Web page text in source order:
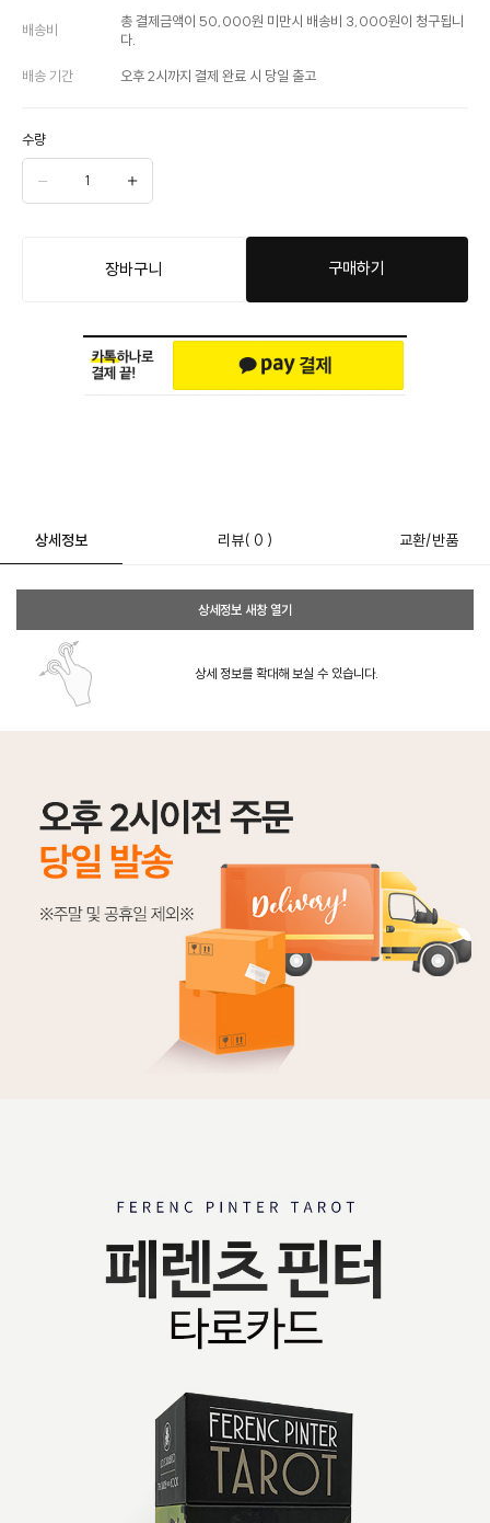
배송비
총 결제금액이 50,000원 미만시 배송비 3,000원이 청구됩니
다.
배송 기간 오후 2시까지 결제 완료 시 당일 출고
수량
장바구니 구매하기
상세정보 리뷰( 0 ) 교환/반품
상세정보 새창 열기
상세 정보를 확대해 보실 수 있습니다.